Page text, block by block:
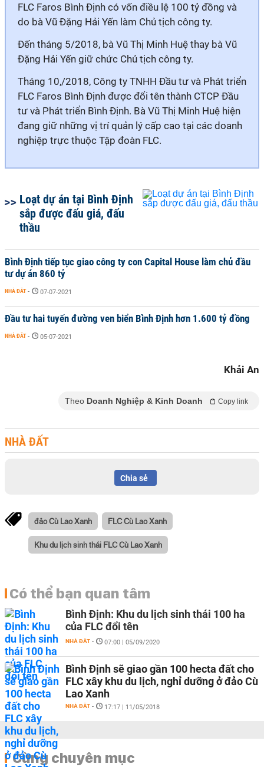
FLC Faros Bình Định có vốn điều lệ 100 tỷ đồng và
do bà Vũ Đặng Hải Yến làm Chủ tịch công ty.
Đến tháng 5/2018, bà Vũ Thị Minh Huệ thay bà Vũ
Đặng Hải Yến giữ chức Chủ tịch công ty.
Tháng 10,/2018, Công ty TNHH Đầu tư và Phát triển
FLC Faros Bình Định được đổi tên thành CTCP Đầu
tư và Phát triển Bình Định. Bà Vũ Thị Minh Huệ hiện
đang giữ những vị trí quản lý cấp cao tại các doanh
nghiệp trực thuộc Tập đoàn FLC.
Loạt dự án tại Bình Định
sắp được đấu giá, đấu
thầu
Bình Định tiếp tục giao công ty con Capital House làm chủ đầu
tư dự án 860 tỷ
NHÀ ĐẤT - 07-07-2021
Đầu tư hai tuyến đường ven biển Bình Định hơn 1.600 tỷ đồng
NHÀ ĐẤT - 05-07-2021
Khải An
Theo Doanh Nghiệp & Kinh Doanh Copy link
NHÀ ĐẤT
Chia sẻ
đảo Cù Lao Xanh FLC Cù Lao Xanh
Khu du lịch sinh thái FLC Cù Lao Xanh
Có thể bạn quan tâm
Bình Định: Khu du lịch sinh thái 100 ha
của FLC đổi tên
NHÀ ĐẤT - 07:00 | 05/09/2020
Bình Định sẽ giao gần 100 hecta đất cho
FLC xây khu du lịch, nghỉ dưỡng ở đảo Cù
Lao Xanh
NHÀ ĐẤT - 17:17 | 11/05/2018
Cùng chuyên mục